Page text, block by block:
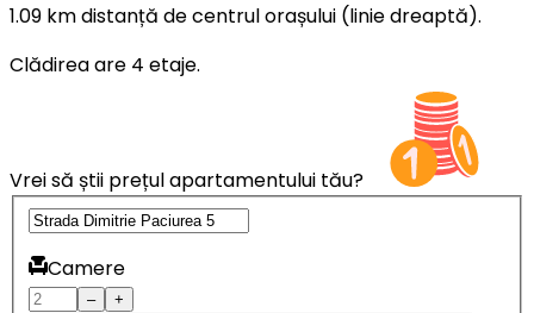
1.09 km distanță de centrul orașului (linie dreaptă).
Clădirea are 4 etaje.
Vrei să știi prețul apartamentului tău?
Camere
– +